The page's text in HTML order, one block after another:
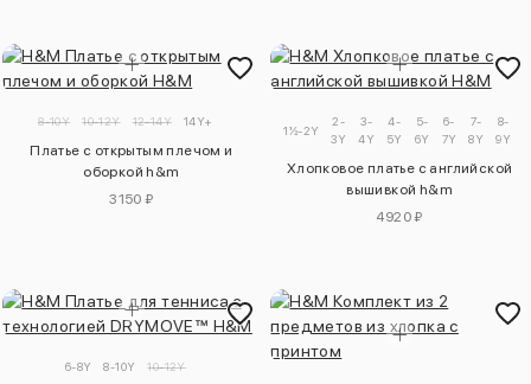
8-10Y 10-12Y 12-14Y 14Y+
Платье с открытым плечом и
оборкой h&m
3150 ₽
1½-2Y
2-
3Y
3-
4Y
4-
5Y
5-
6Y
6-
7Y
7-
8Y
8-
9Y
Хлопковое платье с английской
вышивкой h&m
4920 ₽
6-8Y 8-10Y 10-12Y